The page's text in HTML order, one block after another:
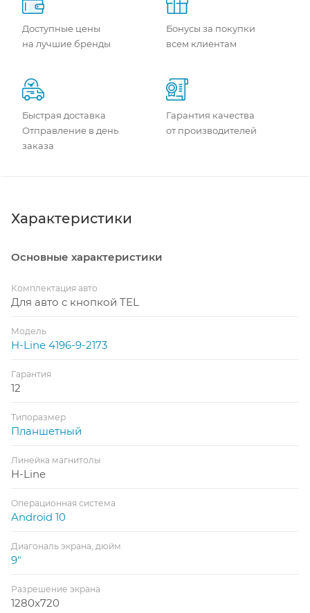
Доступные цены
на лучшие бренды
Бонусы за покупки
всем клиентам
Быстрая доставка
Отправление в день
заказа
Гарантия качества
от производителей
Характеристики
Основные характеристики
Комплектация авто
Для авто с кнопкой TEL
Модель
H-Line 4196-9-2173
Гарантия
12
Типоразмер
Планшетный
Линейка магнитолы
H-Line
Операционная система
Android 10
Диагональ экрана, дюйм
9"
Разрешение экрана
1280x720